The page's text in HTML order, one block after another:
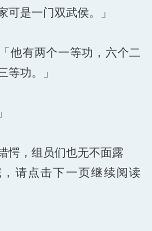
可是一门双武侯。」
他有两个一等功，六个二
等功。」
愕，组员们也无不面露
请点击下一页继续阅读